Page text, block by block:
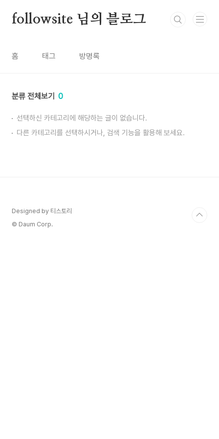
followsite 님의 블로그
홈 태그 방명록
분류 전체보기 0
선택하신 카테고리에 해당하는 글이 없습니다.
다른 카테고리를 선택하시거나, 검색 기능을 활용해 보세요.
Designed by 티스토리
© Daum Corp.